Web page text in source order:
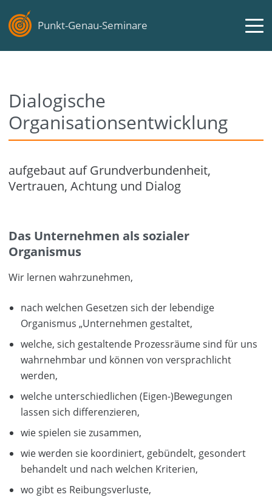
Punkt-Genau-Seminare
Dialogische
Organisationsentwicklung
aufgebaut auf Grundverbundenheit,
Vertrauen, Achtung und Dialog
Das Unternehmen als sozialer
Organismus
Wir lernen wahrzunehmen,
nach welchen Gesetzen sich der lebendige
Organismus „Unternehmen gestaltet,
welche, sich gestaltende Prozessräume sind für uns
wahrnehmbar und können von versprachlicht
werden,
welche unterschiedlichen (Eigen-)Bewegungen
lassen sich differenzieren,
wie spielen sie zusammen,
wie werden sie koordiniert, gebündelt, gesondert
behandelt und nach welchen Kriterien,
wo gibt es Reibungsverluste,